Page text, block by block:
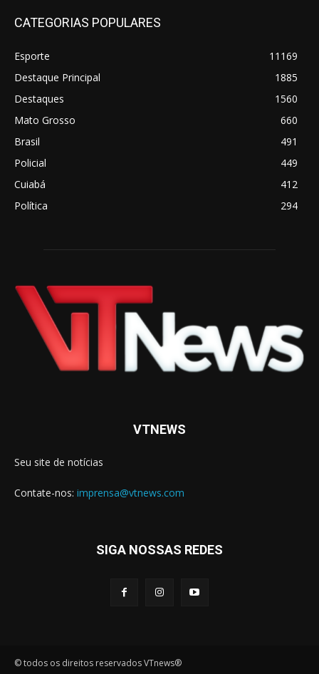
CATEGORIAS POPULARES
Esporte
11169
Destaque Principal
1885
Destaques
1560
Mato Grosso
660
Brasil
491
Policial
449
Cuiabá
412
Política
294
VTNEWS
Seu site de notícias
Contate-nos: imprensa@vtnews.com
SIGA NOSSAS REDES
© todos os direitos reservados VTnews®